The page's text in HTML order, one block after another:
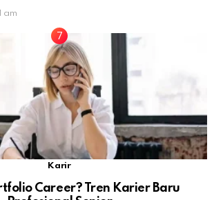
am
Karir
Career? Tren Karier Baru